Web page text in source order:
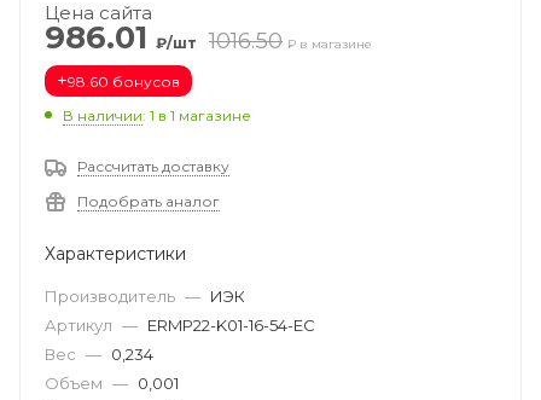
Цена сайта
986.01 ₽/шт 1016.50 ₽ в магазине
+98.60 бонусов
В наличии: 1 в 1 магазине
Рассчитать доставку
Подобрать аналог
Характеристики
Производитель — ИЭК
Артикул — ERMP22-K01-16-54-EC
Вес — 0,234
Объем — 0,001